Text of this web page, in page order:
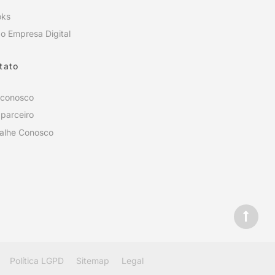
Empresa Digital
Conosco
Política LGPD Sitemap Legal